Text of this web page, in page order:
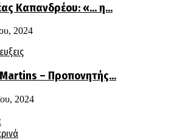
Καπανδρέου: «… η…
2024
– Προπονητής…
2024